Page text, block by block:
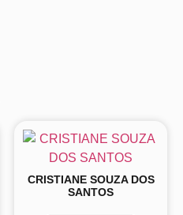
CRISTIANE SOUZA DOS
SANTOS